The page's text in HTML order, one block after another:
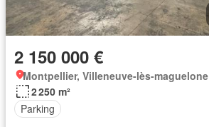
2 150 000 €
Montpellier, Villeneuve-lès-maguelone
2 250 m²
Parking